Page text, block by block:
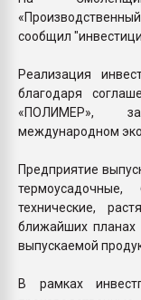
сообщил
Реализация
благодаря
«ПОЛИМЕР»,
международном
Предприятие
технические,
ближайших планах
выпускаемой
В рамках